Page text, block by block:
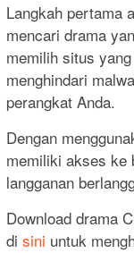
Langkah pertama
mencari drama
memilih situs
menghindari
perangkat Anda.
Dengan
memiliki akses ke
langganan
Download drama
di sini untuk